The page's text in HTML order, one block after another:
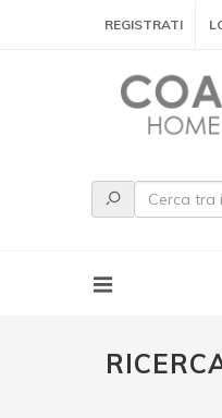
REGISTRATI